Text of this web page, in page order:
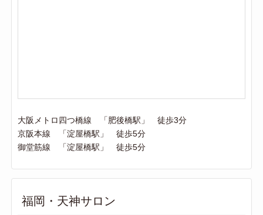
大阪メトロ四つ橋線 「肥後橋駅」 徒歩3分
京阪本線 「淀屋橋駅」 徒歩5分
御堂筋線 「淀屋橋駅」 徒歩5分
福岡・天神サロン